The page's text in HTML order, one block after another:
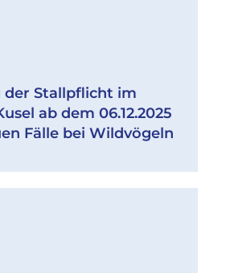
der Stallpflicht im
ab dem 06.12.2025
Fälle bei Wildvögeln